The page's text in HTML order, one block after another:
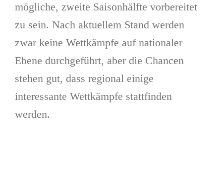
mögliche, zweite Saisonhälfte vorbereitet
zu sein. Nach aktuellem Stand werden
zwar keine Wettkämpfe auf nationaler
Ebene durchgeführt, aber die Chancen
stehen gut, dass regional einige
interessante Wettkämpfe stattfinden
werden.